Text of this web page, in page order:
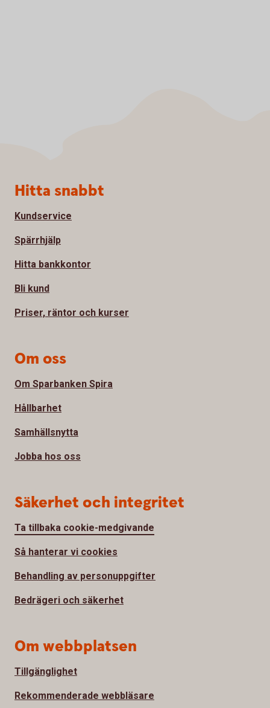
Sidfot
Hitta snabbt
Kundservice
Spärrhjälp
Hitta bankkontor
Bli kund
Priser, räntor och kurser
Om oss
Om Sparbanken Spira
Hållbarhet
Samhällsnytta
Jobba hos oss
Säkerhet och integritet
Ta tillbaka cookie-medgivande
Så hanterar vi cookies
Behandling av personuppgifter
Bedrägeri och säkerhet
Om webbplatsen
Tillgänglighet
Rekommenderade webbläsare